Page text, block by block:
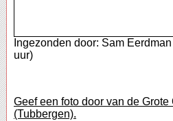
Ingezonden door: Sam
uur)
Geef een foto door van de Grote
(Tubbergen).